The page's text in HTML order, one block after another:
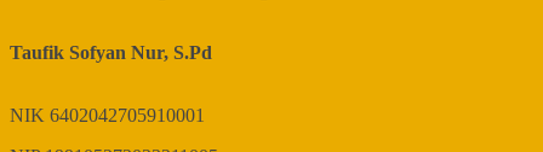
Taufik Sofyan Nur, S.Pd
NIK 6402042705910001